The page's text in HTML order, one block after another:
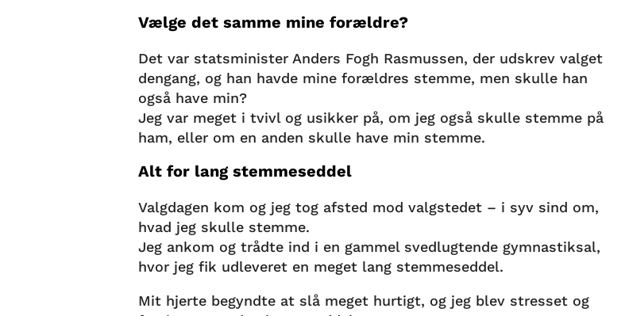
Vælge det samme mine forældre?
Det var statsminister Anders Fogh Rasmussen, der udskrev valget
dengang, og han havde mine forældres stemme, men skulle han
også have min?
Jeg var meget i tvivl og usikker på, om jeg også skulle stemme på
ham, eller om en anden skulle have min stemme.
Alt for lang stemmeseddel
Valgdagen kom og jeg tog afsted mod valgstedet – i syv sind om,
hvad jeg skulle stemme.
Jeg ankom og trådte ind i en gammel svedlugtende gymnastiksal,
hvor jeg fik udleveret en meget lang stemmeseddel.
Mit hjerte begyndte at slå meget hurtigt, og jeg blev stresset og